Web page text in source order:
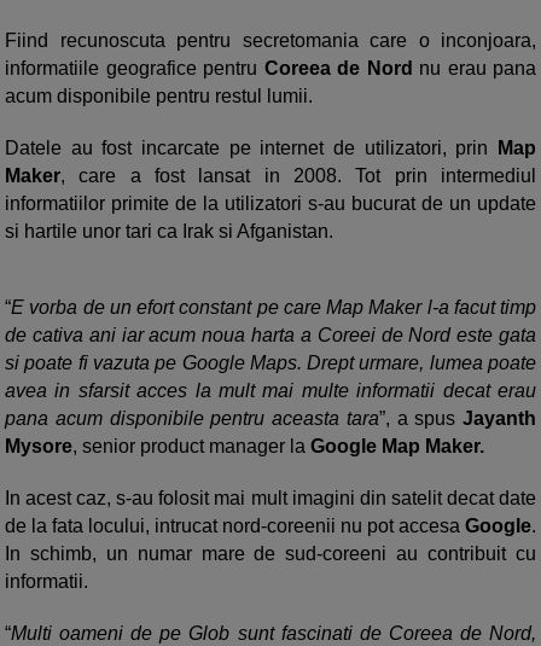
Fiind recunoscuta pentru secretomania care o inconjoara,
informatiile geografice pentru Coreea de Nord nu erau pana
acum disponibile pentru restul lumii.
Datele au fost incarcate pe internet de utilizatori, prin
Map
Maker, care a fost lansat in 2008. Tot prin intermediul
informatiilor primite de la utilizatori s-au bucurat de un update
si hartile unor tari ca Irak si Afganistan.
“E vorba de un efort constant pe care Map Maker l-a facut timp
de cativa ani iar acum noua harta a Coreei de Nord este gata
si poate fi vazuta pe Google Maps. Drept urmare, lumea poate
avea in sfarsit acces la mult mai multe informatii decat erau
pana acum disponibile pentru aceasta tara”, a spus Jayanth
Mysore, senior product manager la Google Map Maker.
In acest caz, s-au folosit mai mult imagini din satelit decat date
de la fata locului, intrucat nord-coreenii nu pot accesa Google.
In schimb, un numar mare de sud-coreeni au contribuit cu
informatii.
“Multi oameni de pe Glob sunt fascinati de Coreea de Nord,